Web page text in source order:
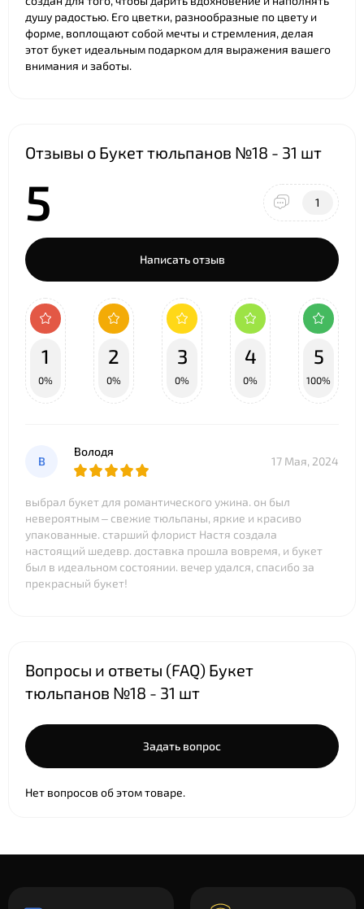
душу радостью. Его цветки, разнообразные по цвету и
форме, воплощают собой мечты и стремления, делая
этот букет идеальным подарком для выражения вашего
внимания и заботы.
Отзывы о Букет тюльпанов №18 - 31 шт
5 1
Написать отзыв
1
0%
2
0%
3
0%
4
0%
5
100%
В
Володя
17 Мая, 2024
выбрал букет для романтического ужина. он был
невероятным – свежие тюльпаны, яркие и красиво
упакованные. старший флорист Настя создала
настоящий шедевр. доставка прошла вовремя, и букет
был в идеальном состоянии. вечер удался, спасибо за
прекрасный букет!
Вопросы и ответы (FAQ) Букет
тюльпанов №18 - 31 шт
Задать вопрос
Нет вопросов об этом товаре.